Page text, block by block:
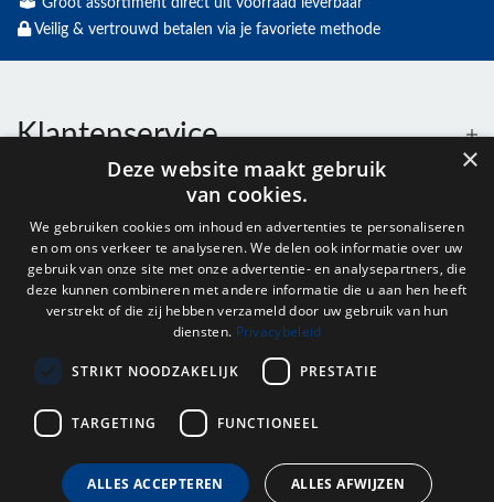
Veilig & vertrouwd betalen via je favoriete methode
Klantenservice
Openingstijden
Nieuwsbrief
×
Deze website maakt gebruik
van cookies.
We gebruiken cookies om inhoud en advertenties te personaliseren
en om ons verkeer te analyseren. We delen ook informatie over uw
gebruik van onze site met onze advertentie- en analysepartners, die
deze kunnen combineren met andere informatie die u aan hen heeft
verstrekt of die zij hebben verzameld door uw gebruik van hun
diensten. Privacybeleid
STRIKT NOODZAKELIJK PRESTATIE
TARGETING FUNCTIONEEL
ALLES ACCEPTEREN ALLES AFWIJZEN